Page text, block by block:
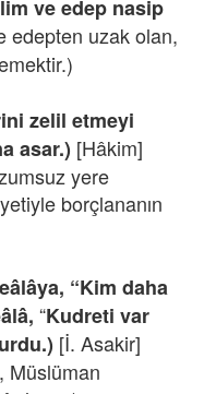
ve edep nasip
edepten uzak olan,
zelil etmeyi
asar.) [Hâkim]
yere
borçlananın
“Kim daha
“Kudreti var
[İ. Asakir]
Müslüman